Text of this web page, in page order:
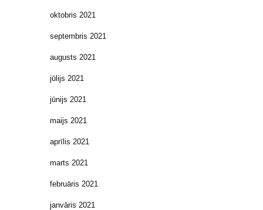
oktobris 2021
septembris 2021
augusts 2021
jūlijs 2021
jūnijs 2021
maijs 2021
aprīlis 2021
marts 2021
februāris 2021
janvāris 2021